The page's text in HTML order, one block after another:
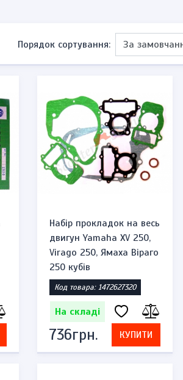
Запальничка бензинова
Порядок сортування:
Набір прокладок на весь
двигун Yamaha XV 250,
Virago 250, Ямаха Віраго
250 кубів
Код товара: 1472627320
На складі
736грн. КУПИТИ